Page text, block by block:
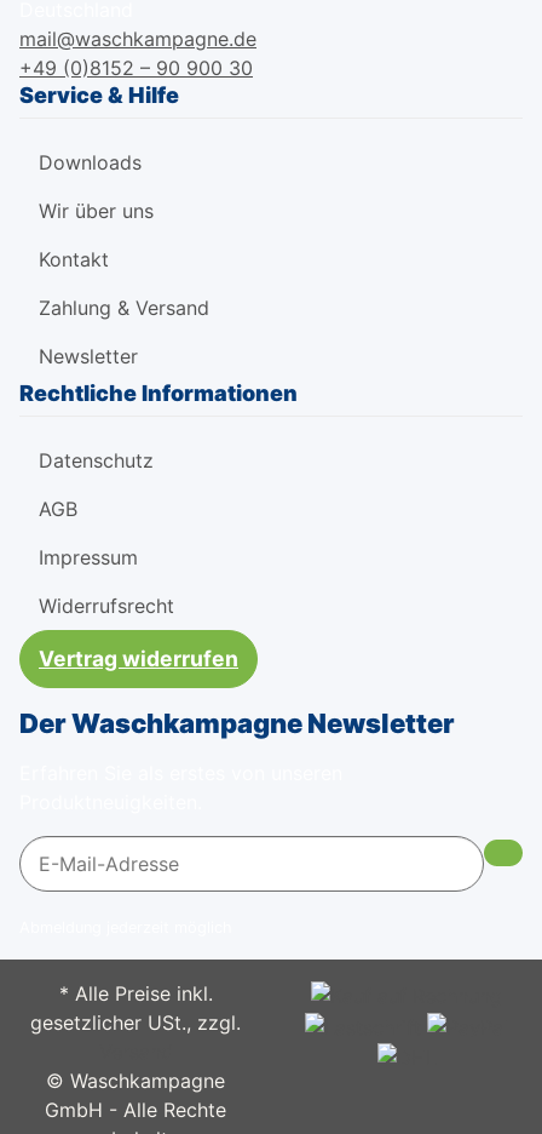
mail@waschkampagne.de
+49 (0)8152 – 90 900 30
Service & Hilfe
Downloads
Wir über uns
Kontakt
Zahlung & Versand
Newsletter
Rechtliche Informationen
Datenschutz
AGB
Impressum
Widerrufsrecht
Vertrag widerrufen
Der Waschkampagne Newsletter
* Alle Preise inkl.
gesetzlicher USt., zzgl.
© Waschkampagne
GmbH - Alle Rechte